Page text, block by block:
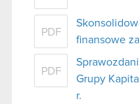
PDF
finansowe
PDF
Grupy
r.